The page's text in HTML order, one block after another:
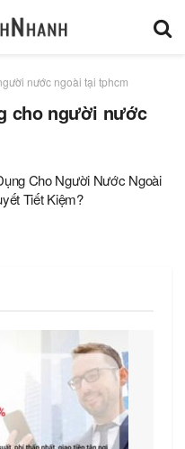
nước ngoài tại tphcm
cho người nước
Cho Người Nước Ngoài
Tiết Kiệm?